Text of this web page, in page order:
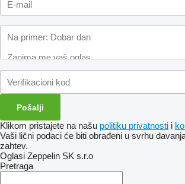
Klikom pristajete na našu politiku privatnosti i
Vaši lični podaci će biti obrađeni u svrhu
zahtev.
Oglasi Zeppelin SK s.r.o
Pretraga